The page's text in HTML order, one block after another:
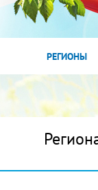
РЕГИОНЫ